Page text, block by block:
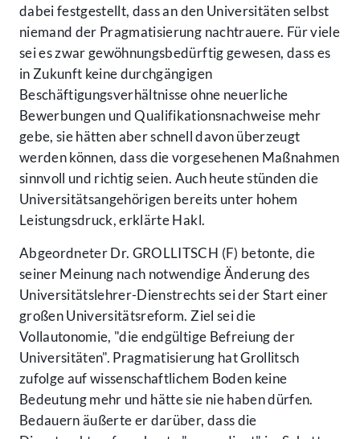
dabei festgestellt, dass an den Universitäten selbst
niemand der Pragmatisierung nachtrauere. Für viele
sei es zwar gewöhnungsbedürftig gewesen, dass es
in Zukunft keine durchgängigen
Beschäftigungsverhältnisse ohne neuerliche
Bewerbungen und Qualifikationsnachweise mehr
gebe, sie hätten aber schnell davon überzeugt
werden können, dass die vorgesehenen Maßnahmen
sinnvoll und richtig seien. Auch heute stünden die
Universitätsangehörigen bereits unter hohem
Leistungsdruck, erklärte Hakl.
Abgeordneter Dr. GROLLITSCH (F) betonte, die
seiner Meinung nach notwendige Änderung des
Universitätslehrer-Dienstrechts sei der Start einer
großen Universitätsreform. Ziel sei die
Vollautonomie, "die endgültige Befreiung der
Universitäten". Pragmatisierung hat Grollitsch
zufolge auf wissenschaftlichem Boden keine
Bedeutung mehr und hätte sie nie haben dürfen.
Bedauern äußerte er darüber, dass die